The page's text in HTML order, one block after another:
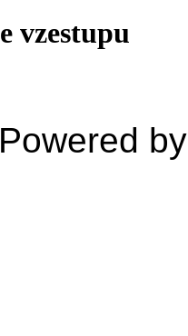
vzestupu
Powered by